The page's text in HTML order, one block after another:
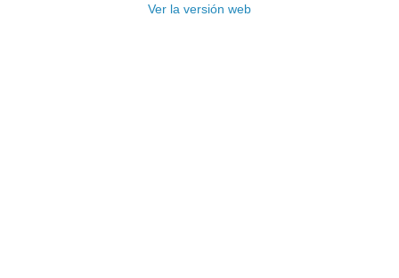
Ver la versión web